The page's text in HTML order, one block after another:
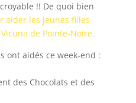
!! De quoi bien
aider les jeunes filles
de Pointe-Noire.
ont aidés ce week-end :
des Chocolats et des